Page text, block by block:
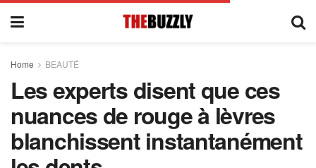
Home BEAUTÉ
Les experts disent que ces
nuances de rouge à lèvres
blanchissent instantanément